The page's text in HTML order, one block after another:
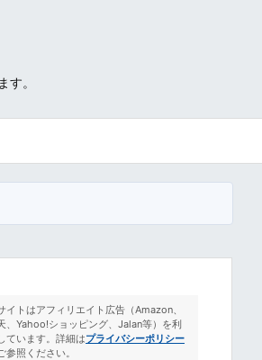
。
イトはアフィリエイト広告（Amazon、
、Yahoo!ショッピング、Jalan等）を利
ています。詳細はプライバシーポリシー
参照ください。